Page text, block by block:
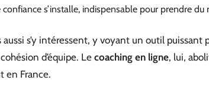
s’installe, indispensable pour prendre
aussi s’y intéressent, y voyant un outil
d’équipe. Lecoaching en ligne, lui,
en France.